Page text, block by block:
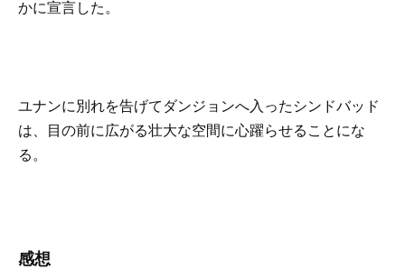
かに宣言した。
ユナンに別れを告げてダンジョンへ入ったシンドバッド
は、目の前に広がる壮大な空間に心躍らせることにな
る。
感想